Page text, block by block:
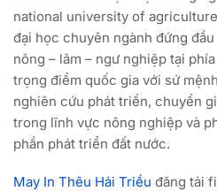
national university of
đại học chuyên ngành đứng
nông – lâm – ngư nghiệp tại
trọng điểm quốc gia với sứ
nghiên cứu phát triển, chuyển
trong lĩnh vực nông nghiệp và
phần phát triển đất nước.
May In Thêu Hải Triều đăng tải